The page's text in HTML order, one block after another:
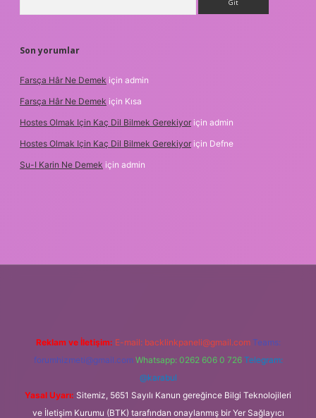
Son yorumlar
Farsça Hâr Ne Demek için admin
Farsça Hâr Ne Demek için Kısa
Hostes Olmak Için Kaç Dil Bilmek Gerekiyor için admin
Hostes Olmak Için Kaç Dil Bilmek Gerekiyor için Defne
Su-I Karin Ne Demek için admin
Reklam ve İletişim: E-mail: backlinkpaneli@gmail.com Teams:
forumhizmeti@gmail.com Whatsapp: 0262 606 0 726 Telegram:
@karabul
Yasal Uyarı: Sitemiz, 5651 Sayılı Kanun gereğince Bilgi Teknolojileri
ve İletişim Kurumu (BTK) tarafından onaylanmış bir Yer Sağlayıcı